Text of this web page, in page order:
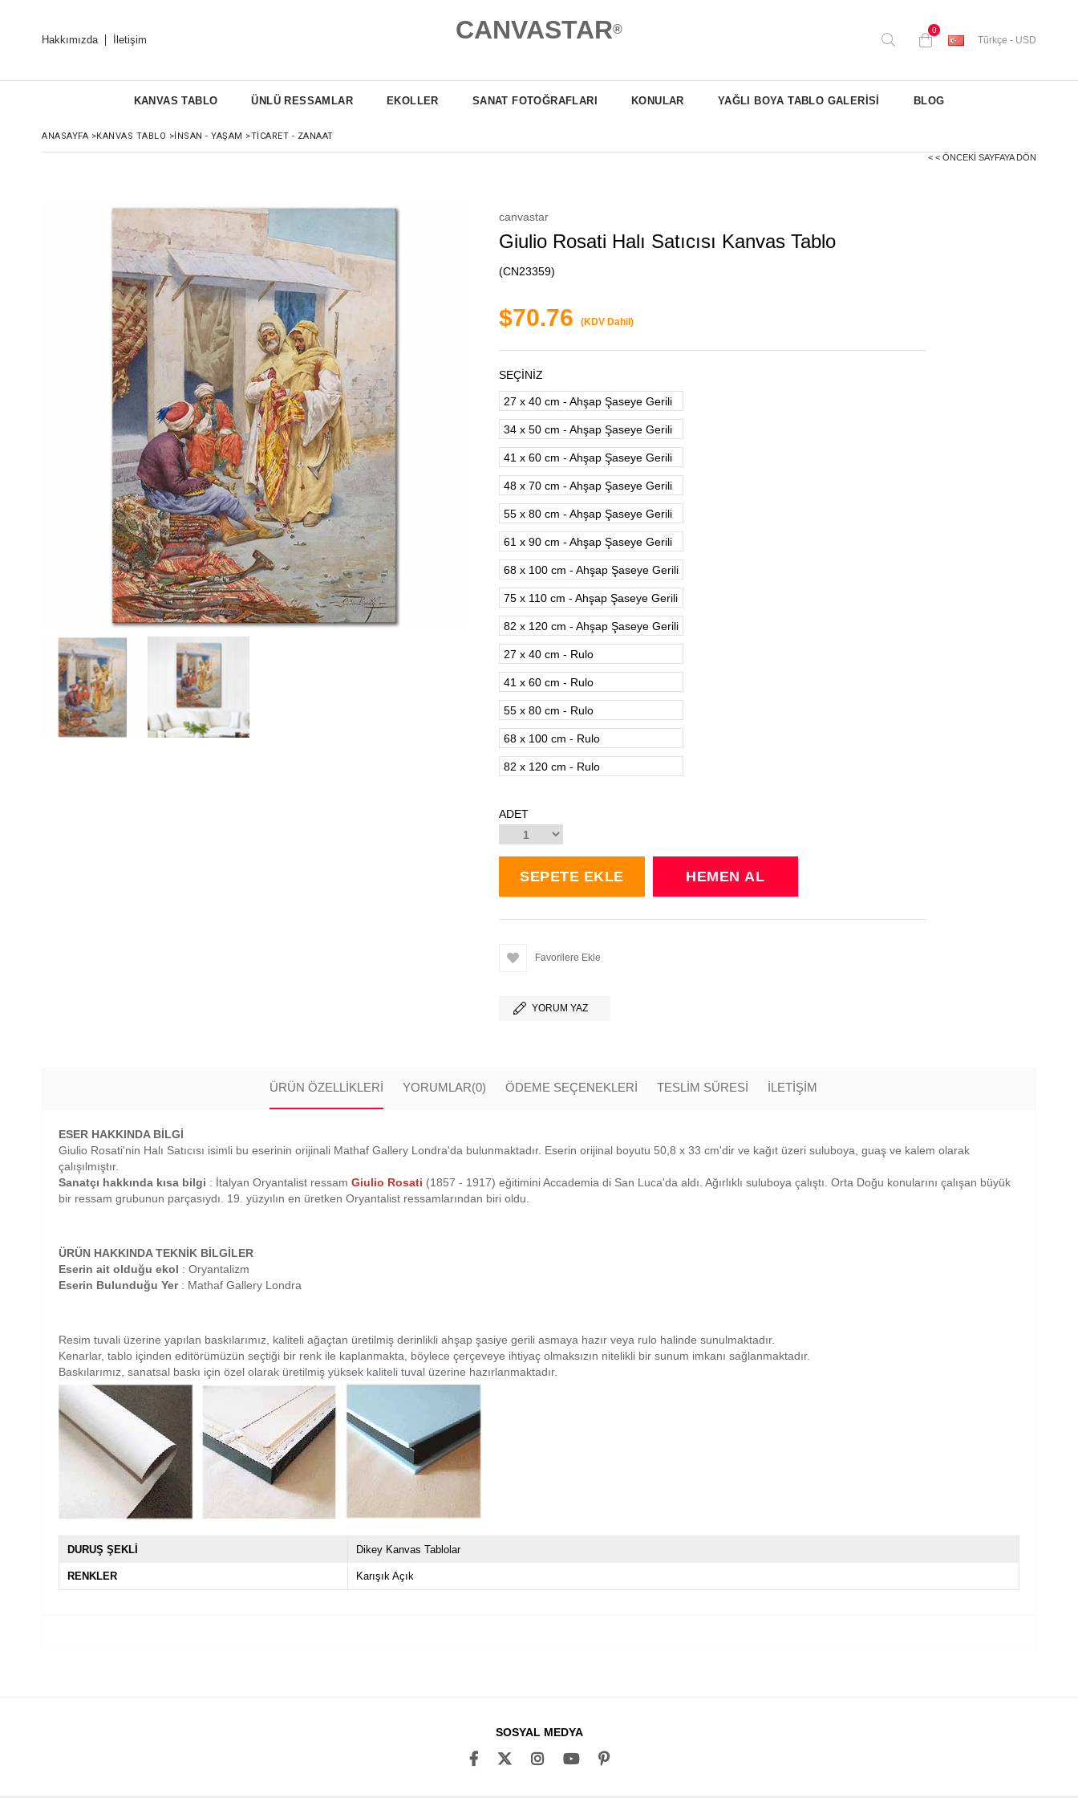
Hakkımızda İletişim CANVASTAR® 0
Türkçe - USD
KANVAS TABLO ÜNLÜ RESSAMLAR EKOLLER SANAT FOTOĞRAFLARI KONULAR YAĞLI BOYA TABLO GALERİSİ BLOG
ANASAYFA >KANVAS TABLO >İNSAN - YAŞAM >TICARET - ZANAAT
< < ÖNCEKI SAYFAYA DÖN
canvastar
Giulio Rosati Halı Satıcısı Kanvas Tablo
(CN23359)
$70.76 (KDV Dahil)
SEÇİNİZ
27 x 40 cm - Ahşap Şaseye Gerili
34 x 50 cm - Ahşap Şaseye Gerili
41 x 60 cm - Ahşap Şaseye Gerili
48 x 70 cm - Ahşap Şaseye Gerili
55 x 80 cm - Ahşap Şaseye Gerili
61 x 90 cm - Ahşap Şaseye Gerili
68 x 100 cm - Ahşap Şaseye Gerili
75 x 110 cm - Ahşap Şaseye Gerili
82 x 120 cm - Ahşap Şaseye Gerili
27 x 40 cm - Rulo
41 x 60 cm - Rulo
55 x 80 cm - Rulo
68 x 100 cm - Rulo
82 x 120 cm - Rulo
ADET
Favorilere Ekle
YORUM YAZ
ÜRÜN ÖZELLIKLERI YORUMLAR(0) ÖDEME SEÇENEKLERI TESLİM SÜRESİ İLETİŞİM
ESER HAKKINDA BİLGİ
Giulio Rosati'nin Halı Satıcısı isimli bu eserinin orijinali Mathaf Gallery Londra'da bulunmaktadır. Eserin orijinal boyutu 50,8 x 33 cm'dir ve kağıt üzeri suluboya, guaş ve kalem olarak
çalışılmıştır.
Sanatçı hakkında kısa bilgi : İtalyan Oryantalist ressam Giulio Rosati (1857 - 1917) eğitimini Accademia di San Luca'da aldı. Ağırlıklı suluboya çalıştı. Orta Doğu konularını çalışan büyük
bir ressam grubunun parçasıydı. 19. yüzyılın en üretken Oryantalist ressamlarından biri oldu.
ÜRÜN HAKKINDA TEKNİK BİLGİLER
Eserin ait olduğu ekol : Oryantalizm
Eserin Bulunduğu Yer: Mathaf Gallery Londra
Resim tuvali üzerine yapılan baskılarımız, kaliteli ağaçtan üretilmiş derinlikli ahşap şasiye gerili asmaya hazır veya rulo halinde sunulmaktadır.
Kenarlar, tablo içinden editörümüzün seçtiği bir renk ile kaplanmakta, böylece çerçeveye ihtiyaç olmaksızın nitelikli bir sunum imkanı sağlanmaktadır.
Baskılarımız, sanatsal baskı için özel olarak üretilmiş yüksek kaliteli tuval üzerine hazırlanmaktadır.
DURUŞ ŞEKLİ Dikey Kanvas Tablolar
RENKLER Karışık Açık
SOSYAL MEDYA